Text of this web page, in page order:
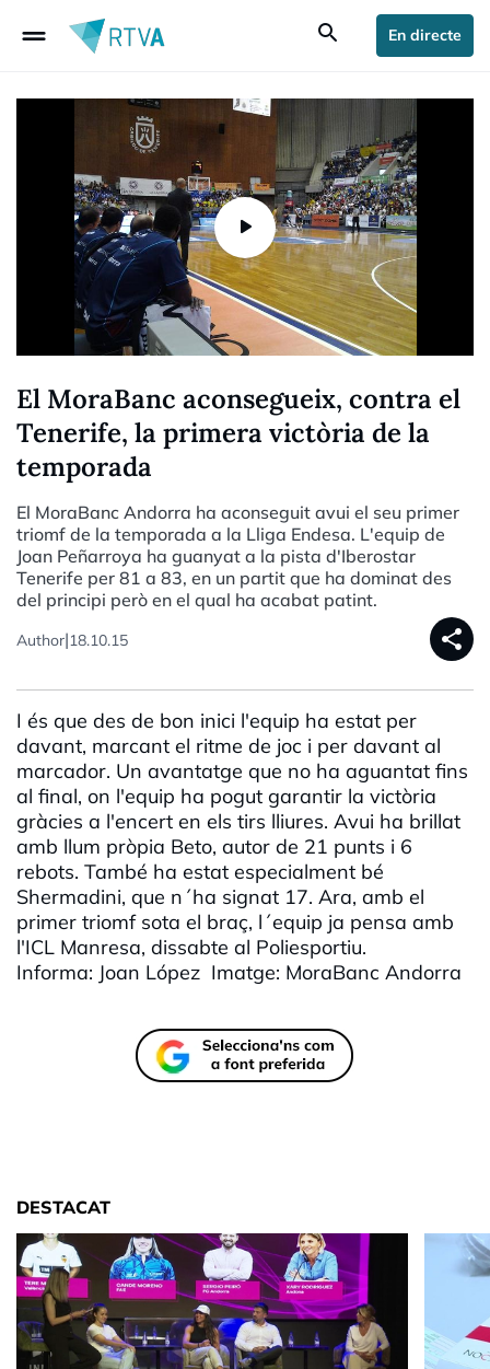
drag_handle search En directe
El MoraBanc aconsegueix, contra el
Tenerife, la primera victòria de la
temporada
El MoraBanc Andorra ha aconseguit avui el seu primer
triomf de la temporada a la Lliga Endesa. L'equip de
Joan Peñarroya ha guanyat a la pista d'Iberostar
Tenerife per 81 a 83, en un partit que ha dominat des
del principi però en el qual ha acabat patint.
Author|18.10.15 share
I és que des de bon inici l'equip ha estat per
davant, marcant el ritme de joc i per davant al
marcador. Un avantatge que no ha aguantat fins
al final, on l'equip ha pogut garantir la victòria
gràcies a l'encert en els tirs lliures. Avui ha brillat
amb llum pròpia Beto, autor de 21 punts i 6
rebots. També ha estat especialment bé
Shermadini, que n´ha signat 17. Ara, amb el
primer triomf sota el braç, l´equip ja pensa amb
l'ICL Manresa, dissabte al Poliesportiu.
Informa: Joan López Imatge: MoraBanc Andorra
DESTACAT